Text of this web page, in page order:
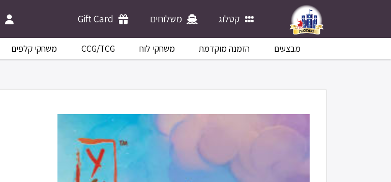
קטלוג משלוחים Gift Card
מבצעים הזמנה מוקדמת משחקי לוח CCG/TCG משחקי קלפים